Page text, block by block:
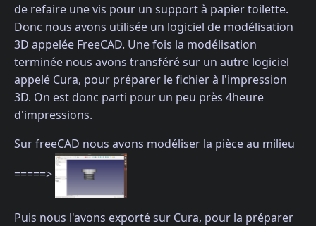
de refaire une vis pour un support à papier toilette.
Donc nous avons utilisée un logiciel de modélisation
3D appelée FreeCAD. Une fois la modélisation
terminée nous avons transféré sur un autre logiciel
appelé Cura, pour préparer le fichier à l'impression
3D. On est donc parti pour un peu près 4heure
d'impressions.
Sur freeCAD nous avons modéliser la pièce au milieu
=====>
Puis nous l'avons exporté sur Cura, pour la préparer